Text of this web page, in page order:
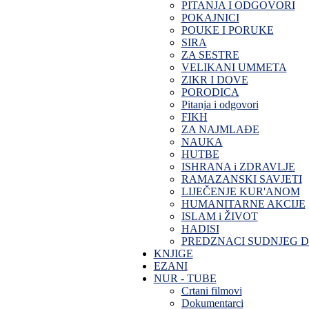
PITANJA I ODGOVORI
POKAJNICI
POUKE I PORUKE
SIRA
ZA SESTRE
VELIKANI UMMETA
ZIKR I DOVE
PORODICA
Pitanja i odgovori
FIKH
ZA NAJMLAĐE
NAUKA
HUTBE
ISHRANA i ZDRAVLJE
RAMAZANSKI SAVJETI
LIJEČENJE KUR'ANOM
HUMANITARNE AKCIJE
ISLAM i ŽIVOT
HADISI
PREDZNACI SUDNJEG
KNJIGE
EZANI
NUR - TUBE
Crtani filmovi
Dokumentarci